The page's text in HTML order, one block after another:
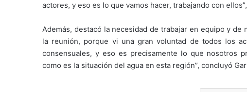
actores, y eso es lo que vamos hacer, trabajando con
Además, destacó la necesidad de trabajar en equipo y de
la reunión, porque vi una gran voluntad de todos los
consensuales, y eso es precisamente lo que nosotros
como es la situación del agua en esta región”, concluyó